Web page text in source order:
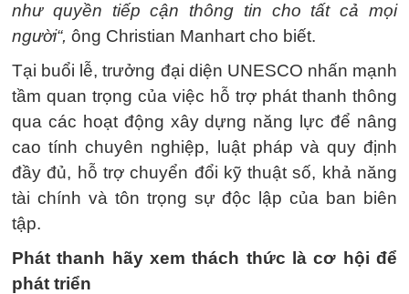
như quyền tiếp cận thông tin cho tất cả mọi
người“, ông Christian Manhart cho biết.
Tại buổi lễ, trưởng đại diện UNESCO nhấn mạnh
tầm quan trọng của việc hỗ trợ phát thanh thông
qua các hoạt động xây dựng năng lực để nâng
cao tính chuyên nghiệp, luật pháp và quy định
đầy đủ, hỗ trợ chuyển đổi kỹ thuật số, khả năng
tài chính và tôn trọng sự độc lập của ban biên
tập.
Phát thanh hãy xem thách thức là cơ hội để
phát triển